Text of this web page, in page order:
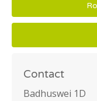
Contact
Badhuswei 1D